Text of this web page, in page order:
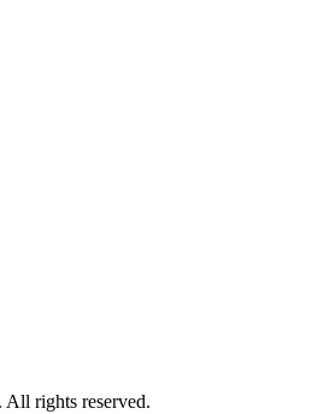
rights reserved.